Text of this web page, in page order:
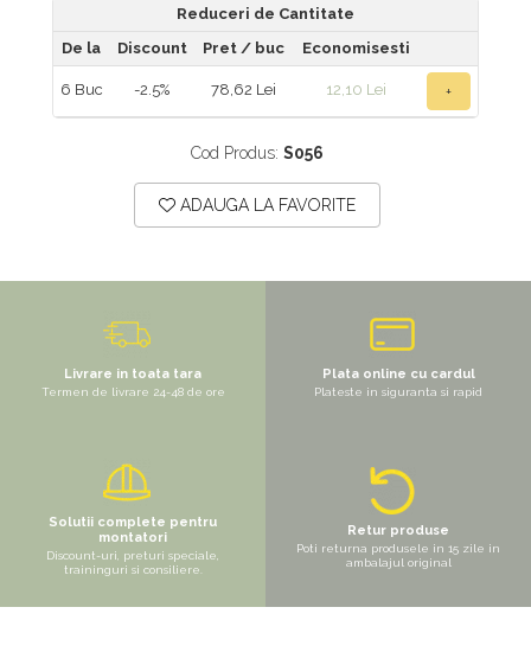
Reduceri de Cantitate
De la
Discount Pret / buc Economisesti
6 Buc -2.5% 78,62 Lei 12,10 Lei +
Cod Produs: S056
ADAUGA LA FAVORITE
Livrare in toata tara
Termen de livrare 24-48 de ore
Plata online cu cardul
Plateste in siguranta si rapid
Solutii complete pentru
montatori
Discount-uri, preturi speciale,
traininguri si consiliere.
Retur produse
Poti returna produsele in 15 zile in
ambalajul original